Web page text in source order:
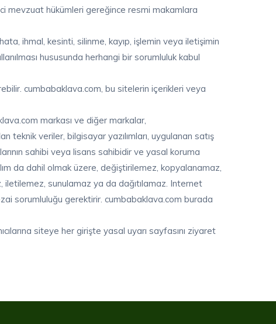
mevzuat hükümleri gereğince resmi makamlara
ihmal, kesinti, silinme, kayıp, işlemin veya iletişimin
hususunda herhangi bir sorumluluk kabul
cumbabaklava.com, bu sitelerin içerikleri veya
markası ve diğer markalar,
teknik veriler, bilgisayar yazılımları, uygulanan satış
sahibi veya lisans sahibidir ve yasal koruma
da dahil olmak üzere, değiştirilemez, kopyalanamaz,
sunulamaz ya da dağıtılamaz. Internet
sorumluluğu gerektirir. cumbabaklava.com burada
siteye her girişte yasal uyarı sayfasını ziyaret